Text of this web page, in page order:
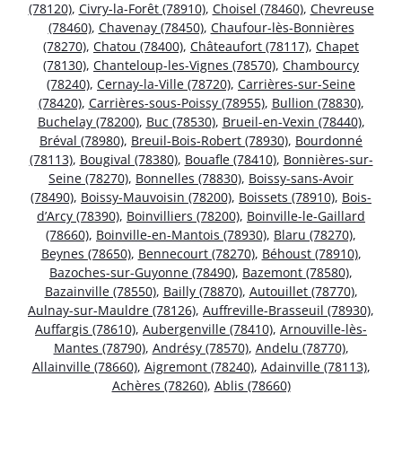
(78120), Civry-la-Forêt (78910), Choisel (78460), Chevreuse
(78460), Chavenay (78450), Chaufour-lès-Bonnières
(78270), Chatou (78400), Châteaufort (78117), Chapet
(78130), Chanteloup-les-Vignes (78570), Chambourcy
(78240), Cernay-la-Ville (78720), Carrières-sur-Seine
(78420), Carrières-sous-Poissy (78955), Bullion (78830),
Buchelay (78200), Buc (78530), Brueil-en-Vexin (78440),
Bréval (78980), Breuil-Bois-Robert (78930), Bourdonné
(78113), Bougival (78380), Bouafle (78410), Bonnières-sur-
Seine (78270), Bonnelles (78830), Boissy-sans-Avoir
(78490), Boissy-Mauvoisin (78200), Boissets (78910), Bois-
d’Arcy (78390), Boinvilliers (78200), Boinville-le-Gaillard
(78660), Boinville-en-Mantois (78930), Blaru (78270),
Beynes (78650), Bennecourt (78270), Béhoust (78910),
Bazoches-sur-Guyonne (78490), Bazemont (78580),
Bazainville (78550), Bailly (78870), Autouillet (78770),
Aulnay-sur-Mauldre (78126), Auffreville-Brasseuil (78930),
Auffargis (78610), Aubergenville (78410), Arnouville-lès-
Mantes (78790), Andrésy (78570), Andelu (78770),
Allainville (78660), Aigremont (78240), Adainville (78113),
Achères (78260), Ablis (78660)